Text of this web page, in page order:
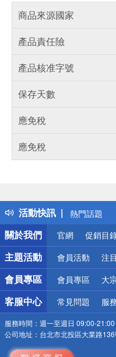
商品來源國家
產品責任險
產品核准字號
保存天數
應免稅
應免稅
活動快訊
得獎公告
熱門話題
銀行優惠
偏遠地區配
詐騙網頁！
關於我們
官網 促銷目
主題活動 會員活動 注
會員專區 會員專區 大
客服中心 常見問題 服
服務時間： 週一至週日 09:00-
公司地址： 台北市北投區大業路